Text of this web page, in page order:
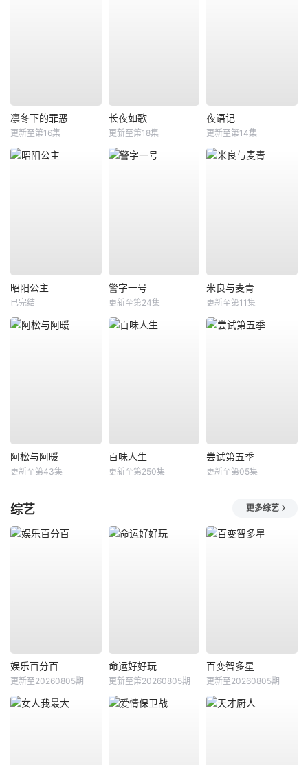
凛冬下的罪恶
更新至第16集
长夜如歌
更新至第18集
夜语记
更新至第14集
昭阳公主
已完结
警字一号
更新至第24集
米良与麦青
更新至第11集
阿松与阿暖
更新至第43集
百味人生
更新至第250集
尝试第五季
更新至第05集
综艺 更多综艺
娱乐百分百
更新至20260805期
命运好好玩
更新至第20260805期
百变智多星
更新至20260805期